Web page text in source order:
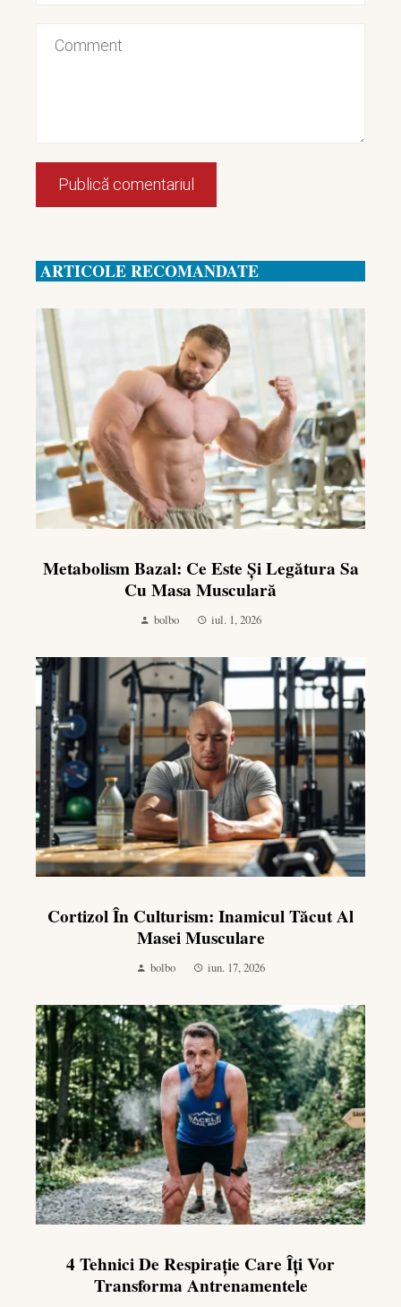
ARTICOLE RECOMANDATE
Metabolism Bazal: Ce Este Și Legătura Sa
Cu Masa Musculară
bolbo iul. 1, 2026
Cortizol În Culturism: Inamicul Tăcut Al
Masei Musculare
bolbo iun. 17, 2026
4 Tehnici De Respirație Care Îți Vor
Transforma Antrenamentele